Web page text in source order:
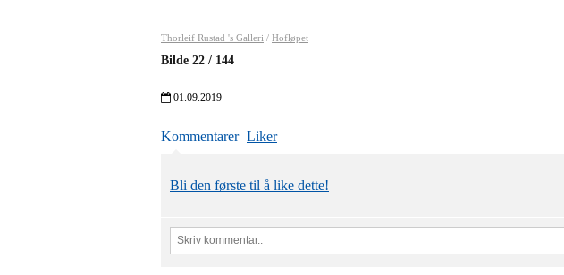
Thorleif Rustad 's Galleri / Hofløpet
Bilde 22 / 144
01.09.2019
Kommentarer Liker
Bli den første til å like dette!